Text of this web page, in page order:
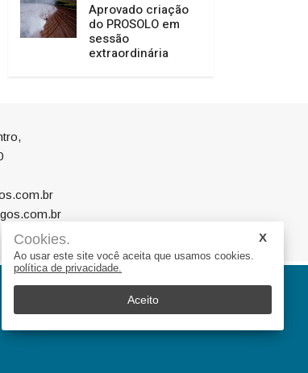
Aprovado criação
do PROSOLO em
sessão
extraordinária
Educação
Cookies.
Ao usar este site você aceita que usamos cookies.
política de privacidade.
Aceito